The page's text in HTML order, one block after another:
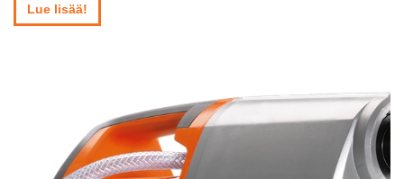
Lue lisää!